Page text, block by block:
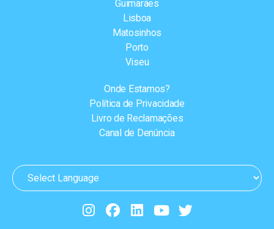
Guimarães
Lisboa
Matosinhos
Porto
Viseu
Onde Estamos?
Política de Privacidade
Livro de Reclamações
Canal de Denúncia